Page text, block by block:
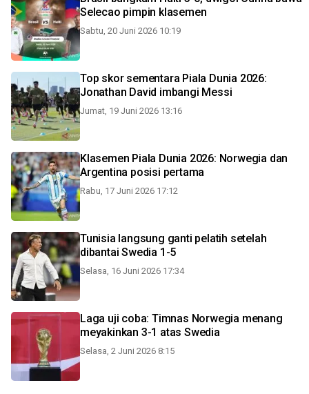
Selecao pimpin klasemen
Sabtu, 20 Juni 2026 10:19
Top skor sementara Piala Dunia 2026:
Jonathan David imbangi Messi
Jumat, 19 Juni 2026 13:16
Klasemen Piala Dunia 2026: Norwegia dan
Argentina posisi pertama
Rabu, 17 Juni 2026 17:12
Tunisia langsung ganti pelatih setelah
dibantai Swedia 1-5
Selasa, 16 Juni 2026 17:34
Laga uji coba: Timnas Norwegia menang
meyakinkan 3-1 atas Swedia
Selasa, 2 Juni 2026 8:15